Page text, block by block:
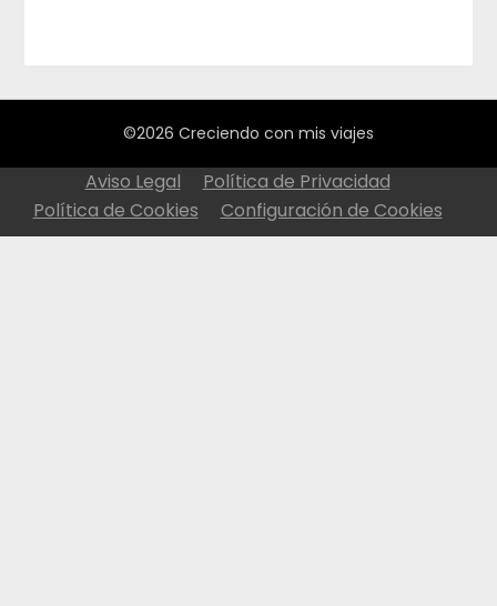
©2026 Creciendo con mis viajes
Aviso Legal
Política de Privacidad
Política de Cookies
Configuración de Cookies